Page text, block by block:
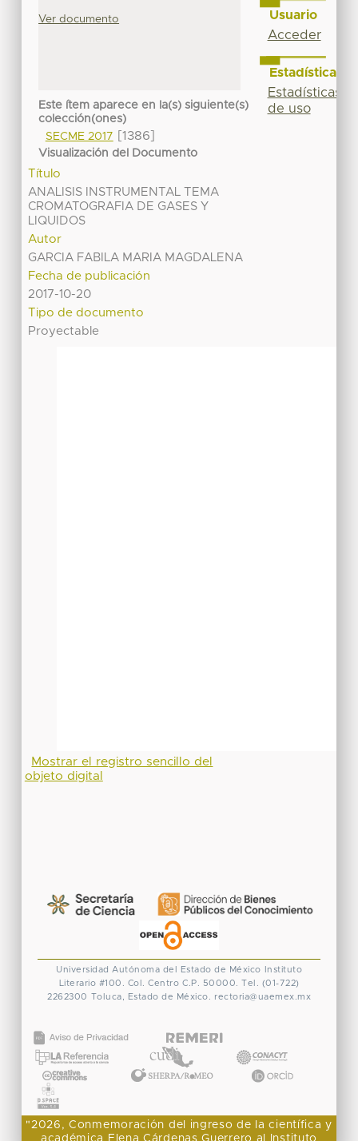
Ver documento
Este ítem aparece en la(s) siguiente(s)
colección(ones)
SECME 2017
[1386]
Visualización del Documento
Título
ANALISIS INSTRUMENTAL TEMA
CROMATOGRAFIA DE GASES Y
LIQUIDOS
Autor
GARCIA FABILA MARIA MAGDALENA
Fecha de publicación
2017-10-20
Tipo de documento
Proyectable
Mostrar el registro sencillo del
objeto digital
Usuario
Acceder
Estadísticas
Estadísticas
de uso
Universidad Autónoma del Estado de México
Instituto
Literario #100. Col. Centro C.P. 50000. Tel. (01-722)
2262300
Toluca, Estado de México. rectoria@uaemex.mx
"2026, Conmemoración del ingreso de la científica y